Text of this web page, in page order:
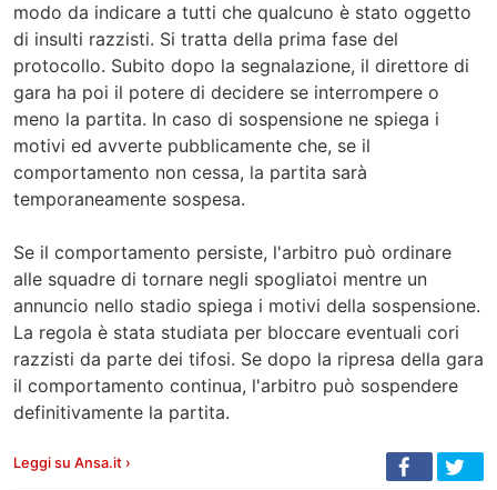
modo da indicare a tutti che qualcuno è stato oggetto
di insulti razzisti. Si tratta della prima fase del
protocollo. Subito dopo la segnalazione, il direttore di
gara ha poi il potere di decidere se interrompere o
meno la partita. In caso di sospensione ne spiega i
motivi ed avverte pubblicamente che, se il
comportamento non cessa, la partita sarà
temporaneamente sospesa.
Se il comportamento persiste, l'arbitro può ordinare
alle squadre di tornare negli spogliatoi mentre un
annuncio nello stadio spiega i motivi della sospensione.
La regola è stata studiata per bloccare eventuali cori
razzisti da parte dei tifosi. Se dopo la ripresa della gara
il comportamento continua, l'arbitro può sospendere
definitivamente la partita.
Leggi su Ansa.it ›